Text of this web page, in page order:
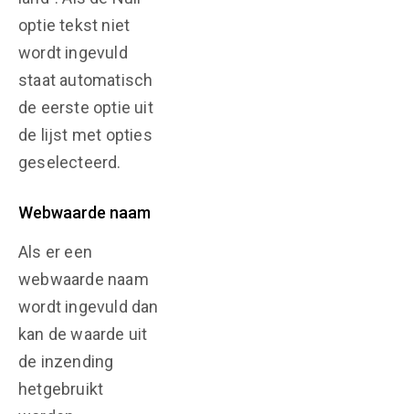
optie tekst niet
wordt ingevuld
staat automatisch
de eerste optie uit
de lijst met opties
geselecteerd.
Webwaarde naam
Als er een
webwaarde naam
wordt ingevuld dan
kan de waarde uit
de inzending
hetgebruikt